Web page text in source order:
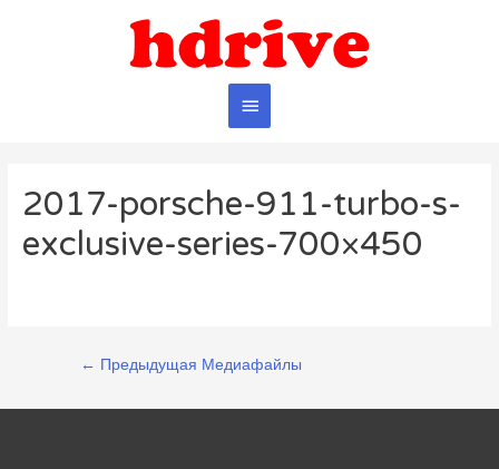
Главное
2017-porsche-911-turbo-s-
exclusive-series-700×450
Навигация
по
← Предыдущая Медиафайлы